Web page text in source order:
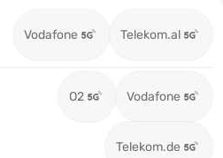
Vodafone Telekom.al
O2 Vodafone
Telekom.de